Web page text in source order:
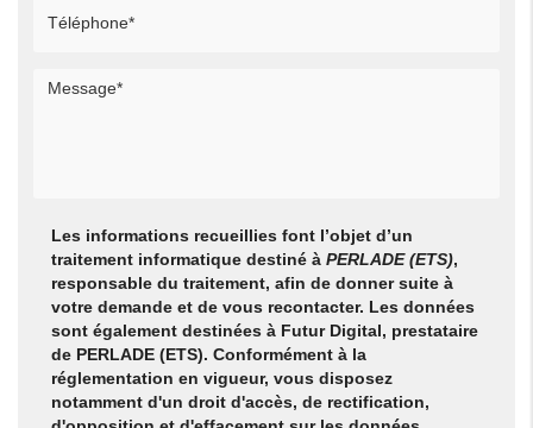
Les informations recueillies font l’objet d’un
traitement informatique destiné àPERLADE (ETS),
responsable du traitement, afin de donner suite à
votre demande et de vous recontacter. Les données
sont également destinées à Futur Digital, prestataire
de PERLADE (ETS). Conformément à la
réglementation en vigueur, vous disposez
notamment d'un droit d'accès, de rectification,